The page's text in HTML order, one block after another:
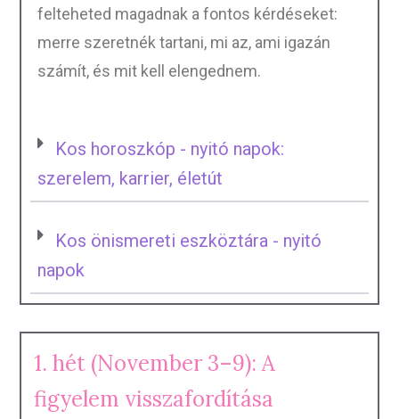
felteheted magadnak a fontos kérdéseket:
merre szeretnék tartani, mi az, ami igazán
számít, és mit kell elengednem.
Kos horoszkóp - nyitó napok:
szerelem, karrier, életút
Kos önismereti eszköztára - nyitó
napok
1. hét (November 3–9): A
figyelem visszafordítása